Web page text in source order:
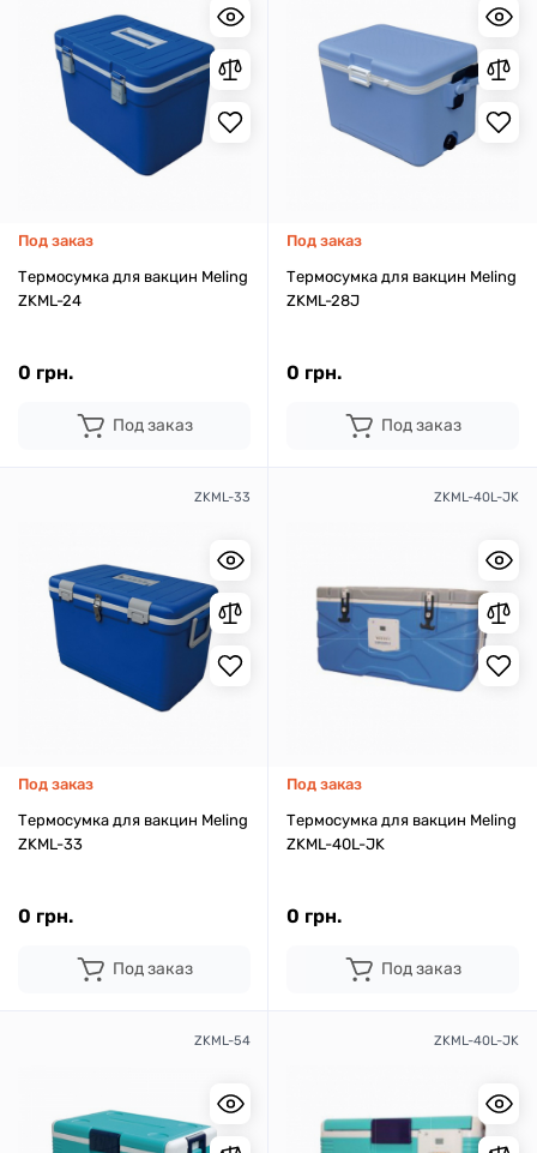
Под заказ
Термосумка для вакцин Meling
ZKML-24
0 грн.
Под заказ
Под заказ
Термосумка для вакцин Meling
ZKML-28J
0 грн.
Под заказ
ZKML-33
Под заказ
Термосумка для вакцин Meling
ZKML-33
0 грн.
Под заказ
ZKML-40L-JK
Под заказ
Термосумка для вакцин Meling
ZKML-40L-JK
0 грн.
Под заказ
ZKML-54 ZKML-40L-JK